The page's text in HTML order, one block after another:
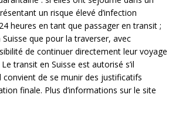
un risque élevé d’infection
heures en tant que passager en transit ;
Suisse que pour la traverser, avec
de continuer directement leur voyage
transit en Suisse est autorisé s’il
convient de se munir des justificatifs
finale. Plus d’informations sur le site